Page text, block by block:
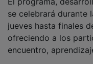
se celebrará durante
jueves hasta finales
ofreciendo a los
encuentro,